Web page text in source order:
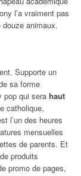
l’a vraiment pas
animaux.
Supporte un
sa forme
pop qui sera haut
catholique,
l’un des heures
mensuelles
de parents. Et
produits
promo de pages,